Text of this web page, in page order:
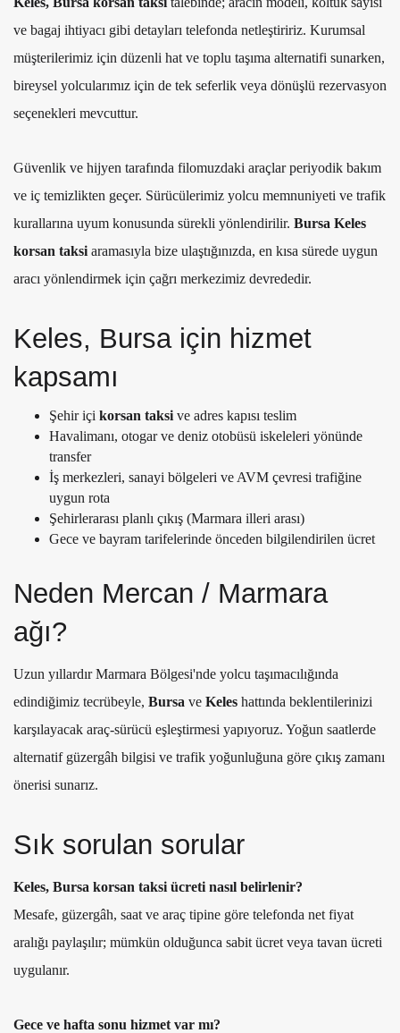
ve bagaj ihtiyacı gibi detayları telefonda netleştiririz. Kurumsal
müşterilerimiz için düzenli hat ve toplu taşıma alternatifi sunarken,
bireysel yolcularımız için de tek seferlik veya dönüşlü rezervasyon
seçenekleri mevcuttur.
Güvenlik ve hijyen tarafında filomuzdaki araçlar periyodik bakım
ve iç temizlikten geçer. Sürücülerimiz yolcu memnuniyeti ve trafik
kurallarına uyum konusunda sürekli yönlendirilir. Bursa Keles
korsan taksi aramasıyla bize ulaştığınızda, en kısa sürede uygun
aracı yönlendirmek için çağrı merkezimiz devrededir.
Keles, Bursa için hizmet
kapsamı
Şehir içi korsan taksi ve adres kapısı teslim
Havalimanı, otogar ve deniz otobüsü iskeleleri yönünde
transfer
İş merkezleri, sanayi bölgeleri ve AVM çevresi trafiğine
uygun rota
Şehirlerarası planlı çıkış (Marmara illeri arası)
Gece ve bayram tarifelerinde önceden bilgilendirilen ücret
Neden Mercan / Marmara
ağı?
Uzun yıllardır Marmara Bölgesi'nde yolcu taşımacılığında
edindiğimiz tecrübeyle, Bursa ve Keles hattında beklentilerinizi
karşılayacak araç-sürücü eşleştirmesi yapıyoruz. Yoğun saatlerde
alternatif güzergâh bilgisi ve trafik yoğunluğuna göre çıkış zamanı
önerisi sunarız.
Sık sorulan sorular
Keles, Bursa korsan taksi ücreti nasıl belirlenir?
Mesafe, güzergâh, saat ve araç tipine göre telefonda net fiyat
aralığı paylaşılır; mümkün olduğunca sabit ücret veya tavan ücreti
uygulanır.
Gece ve hafta sonu hizmet var mı?